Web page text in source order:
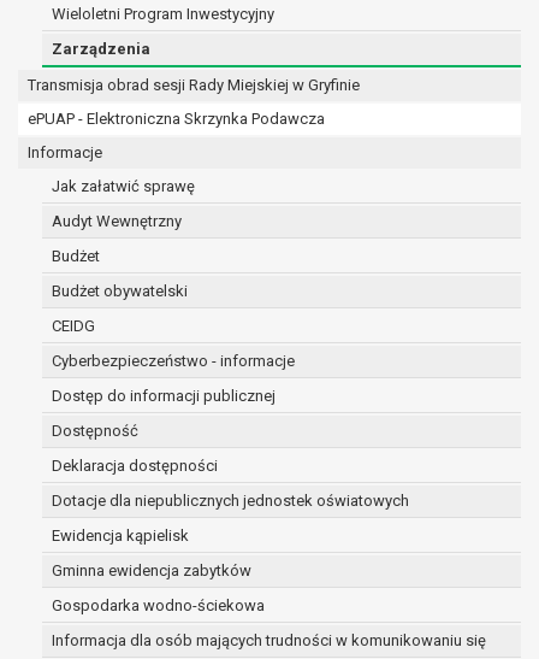
Wieloletni Program Inwestycyjny
Zarządzenia
Transmisja obrad sesji Rady Miejskiej w Gryfinie
ePUAP - Elektroniczna Skrzynka Podawcza
Informacje
Jak załatwić sprawę
Audyt Wewnętrzny
Budżet
Budżet obywatelski
CEIDG
Cyberbezpieczeństwo - informacje
Dostęp do informacji publicznej
Dostępność
Deklaracja dostępności
Dotacje dla niepublicznych jednostek oświatowych
Ewidencja kąpielisk
Gminna ewidencja zabytków
Gospodarka wodno-ściekowa
Informacja dla osób mających trudności w komunikowaniu się
udostępniane innym upoważnionym odbiorcom lub
kategoriom odbiorców danych osobowych.
Odbiorcami mogą być:
podmioty, które przetwarzają dane
osobowe w imieniu administratora na
osobowych;
podmioty upoważnione do odbioru danych
przepisów prawa.
Pani/Pana dane osobowe będą przetwarzane
przez okres niezbędny do realizacji celu dla jakiego
zostały zebrane oraz zgodnie z terminami
archiwizacji określonymi przez przepisy prawa
powszechnie obowiązującego.
W przypadku, gdy dane osobowe przetwarzane są
na podstawie zgody osoby, której dane dotyczą
przetwarzanie odbywa się do czasu wycofania tej
zgody.
W przypadku, gdy dane osobowe przetwarzane są
w celu zawarcia i realizacji umowy przetwarzanie
odbywa się przez okres niezbędny do realizacji
zawartej umowy, a po tym czasie w zakresie
wymaganym przez przepisy prawa lub dla